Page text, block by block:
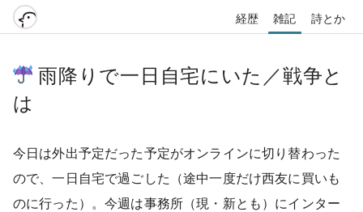
経歴 雑記 詩とか
雨降りで一日自宅にいた／戦争と
は
今日は外出予定だった予定がオンラインに切り替わった
ので、一日自宅で過ごした（途中一度だけ西友に買いも
のに行った）。今週は事務所（現・新とも）にインター